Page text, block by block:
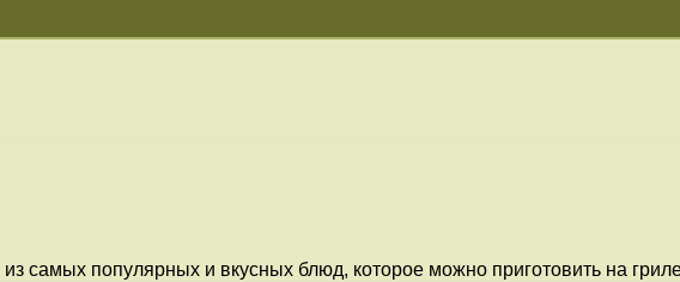
самых популярных и вкусных блюд, которое можно приготовить на